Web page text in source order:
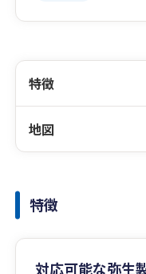
特徴
地図
特徴
対応可能な弥生